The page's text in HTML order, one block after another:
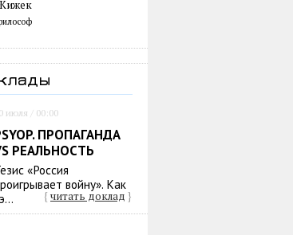
июля / 00:00
ПРОПАГАНДА
РЕАЛЬНОСТЬ
«Россия
войну». Как
{ читать доклад }